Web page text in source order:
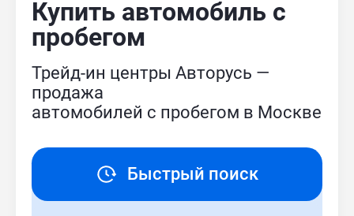
Купить автомобиль с
пробегом
Трейд-ин центры Авторусь —
продажа
автомобилей с пробегом в Москве
Быстрый поиск